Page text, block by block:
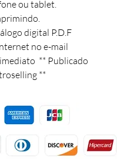
ou tablet.
digital P.D.F
no e-mail
** Publicado
**